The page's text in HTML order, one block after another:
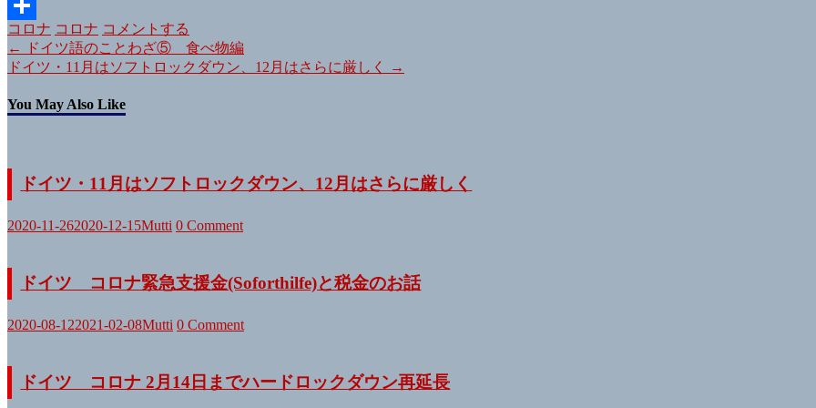
Email
共
有
コロナ コロナ コメントする
投
稿
ナ
ビ
ー
シ
ン
←
ドイツ語のことわざ⑤ 食べ物編
ドイツ・11月はソフトロックダウン、12月はさらに厳しく
→
You May Also Like
ドイツ・11月はソフトロックダウン、12月はさらに厳しく
2020-11-262020-12-15Mutti 0 Comment
ドイツ コロナ緊急支援金(Soforthilfe)と税金のお話
2020-08-122021-02-08Mutti 0 Comment
ドイツ コロナ 2月14日までハードロックダウン再延長